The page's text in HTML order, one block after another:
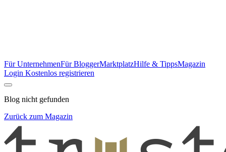
Für UnternehmenFür BloggerMarktplatzHilfe & TippsMagazin
Login Kostenlos registrieren
Blog nicht gefunden
Zurück zum Magazin